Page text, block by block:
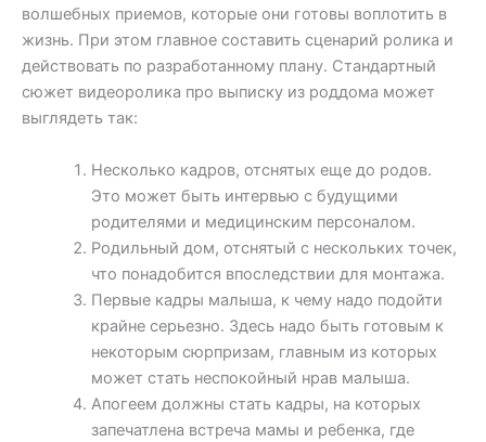
волшебных приемов, которые они готовы воплотить в
жизнь. При этом главное составить сценарий ролика и
действовать по разработанному плану. Стандартный
сюжет видеоролика про выписку из роддома может
выглядеть так:
Несколько кадров, отснятых еще до родов.
Это может быть интервью с будущими
родителями и медицинским персоналом.
Родильный дом, отснятый с нескольких точек,
что понадобится впоследствии для монтажа.
Первые кадры малыша, к чему надо подойти
крайне серьезно. Здесь надо быть готовым к
некоторым сюрпризам, главным из которых
может стать неспокойный нрав малыша.
Апогеем должны стать кадры, на которых
запечатлена встреча мамы и ребенка, где